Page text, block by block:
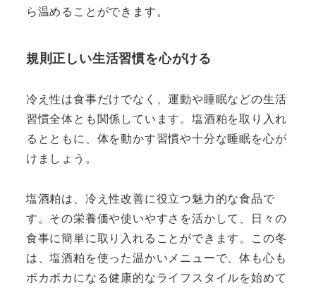
ら温めることができます。
規則正しい生活習慣を心がける
冷え性は食事だけでなく、運動や睡眠などの生活
習慣全体とも関係しています。塩酒粕を取り入れ
るとともに、体を動かす習慣や十分な睡眠を心が
けましょう。
塩酒粕は、冷え性改善に役立つ魅力的な食品で
す。その栄養価や使いやすさを活かして、日々の
食事に簡単に取り入れることができます。この冬
は、塩酒粕を使った温かいメニューで、体も心も
ポカポカになる健康的なライフスタイルを始めて